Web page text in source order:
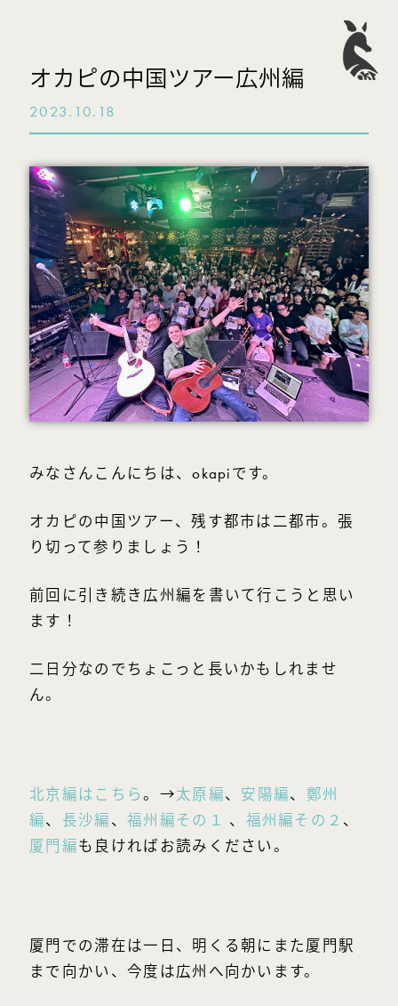
オカピの中国ツアー広州編
2023.10.18
みなさんこんにちは、okapiです。
オカピの中国ツアー、残す都市は二都市。張
り切って参りましょう！
前回に引き続き広州編を書いて行こうと思い
ます！
二日分なのでちょこっと長いかもしれませ
ん。
北京編はこちら。→太原編、 安陽編、 鄭州
編、 長沙編、 福州編その１ 、 福州編その２ 、
厦門編も良ければお読みください。
厦門での滞在は一日、明くる朝にまた厦門駅
まで向かい、今度は広州へ向かいます。